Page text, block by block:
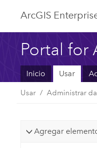
ArcGIS
Portal for
Inicio Usar
Usar Administrar
Agregar